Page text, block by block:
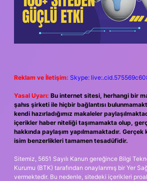
Reklam ve İletişim: Skype:
Yasal Uyarı: Bu internet sitesi, herhangi bir
şahıs şirketi ile hiçbir bağlantısı
kendi hazırladığımız makaleler
içerikler haber niteliği taşımamakta olup,
hakkında paylaşım yapılmamaktadır.
isim benzerlikleri tamamen tesadüfidir.
Sitemiz, 5651 Sayılı Kanun gereğince Bilgi
Kurumu (BTK) tarafından onaylanmış bir Yer
vermektedir. Bu nedenle, sitedeki içerikleri